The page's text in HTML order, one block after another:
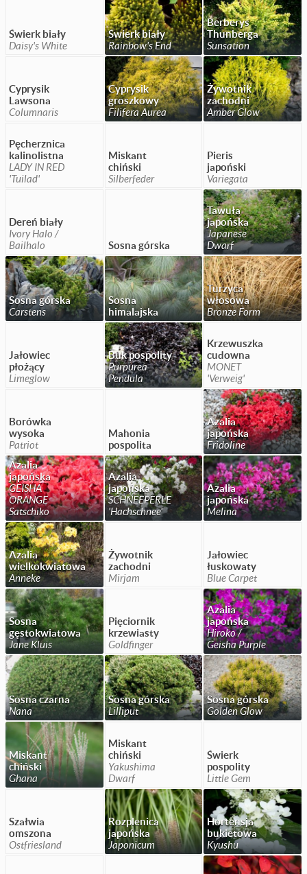
Świerk biały
Daisy's White
Świerk biały
Rainbow's End
Berberys
Thunberga
Sunsation
Cyprysik
Lawsona
Columnaris
Cyprysik
groszkowy
Filifera Aurea
Żywotnik
zachodni
Amber Glow
Pęcherznica
kalinolistna
LADY IN RED
'Tuilad'
Miskant
chiński
Silberfeder
Pieris
japoński
Variegata
Dereń biały
Ivory Halo /
Bailhalo
Sosna górska
Tawuła
japońska
Japanese
Dwarf
Sosna górska
Carstens
Sosna
himalajska
Turzyca
włosowa
Bronze Form
Jałowiec
płożący
Limeglow
Buk pospolity
Purpurea
Pendula
Krzewuszka
cudowna
MONET
'Verweig'
Borówka
wysoka
Patriot
Mahonia
pospolita
Azalia
japońska
Fridoline
Azalia
japońska
GEISHA
ORANGE
Satschiko
Azalia
japońska
SCHNEEPERLE
'Hachschnee'
Azalia
japońska
Melina
Azalia
wielkokwiatowa
Anneke
Żywotnik
zachodni
Mirjam
Jałowiec
łuskowaty
Blue Carpet
Sosna
gęstokwiatowa
Jane Kluis
Pięciornik
krzewiasty
Goldfinger
Azalia
japońska
Hiroko /
Geisha Purple
Sosna czarna
Nana
Sosna górska
Lilliput
Sosna górska
Golden Glow
Miskant
chiński
Ghana
Miskant
chiński
Yakushima
Dwarf
Świerk
pospolity
Little Gem
Szałwia
omszona
Ostfriesland
Rozplenica
japońska
Japonicum
Hortensja
bukietowa
Kyushu